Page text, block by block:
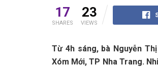
17
SHARES
23
VIEWS
Từ 4‎‎h s‎‎áng, bà Nguyễn
Xóm Mới, T‎‎P Nha Trang.